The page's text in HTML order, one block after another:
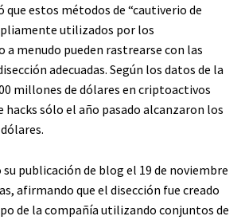
que estos métodos de “cautiverio de
utilizados por los
a menudo pueden rastrearse con las
adecuadas. Según los datos de la
millones de dólares en criptoactivos
hacks sólo el año pasado alcanzaron los
publicación de blog el 19 de noviembre
afirmando que el disección fue creado
de la compañía utilizando conjuntos de